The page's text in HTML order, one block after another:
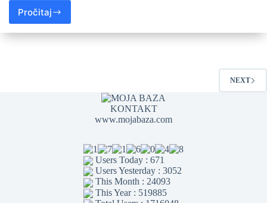
Pročitaj
NEXT
KONTAKT
www.mojabaza.com
Users Today : 671
Users Yesterday : 3052
This Month : 24093
This Year : 519885